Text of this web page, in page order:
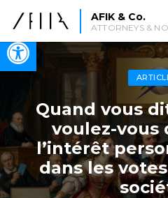
Open toolbar
AFIK & Co.
ATTORNEYS &
Quand vous
voulez-vous
l’intérêt
dans les